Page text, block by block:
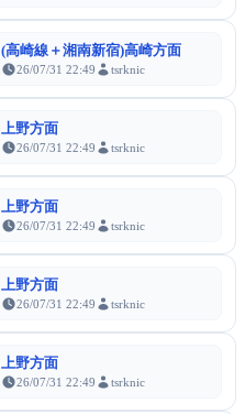
(高崎線＋湘南新宿)高崎方面
26/07/31 22:49 tsrknic
上野方面
26/07/31 22:49 tsrknic
上野方面
26/07/31 22:49 tsrknic
上野方面
26/07/31 22:49 tsrknic
上野方面
26/07/31 22:49 tsrknic